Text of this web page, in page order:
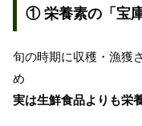
① 栄養素の「宝
旬の時期に収穫・漁獲
め
実は生鮮食品よりも栄